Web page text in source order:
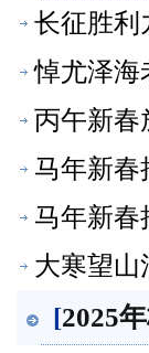
长征胜利
悼尤泽海
丙午新春
马年新春
马年新春
大寒望山
[2025